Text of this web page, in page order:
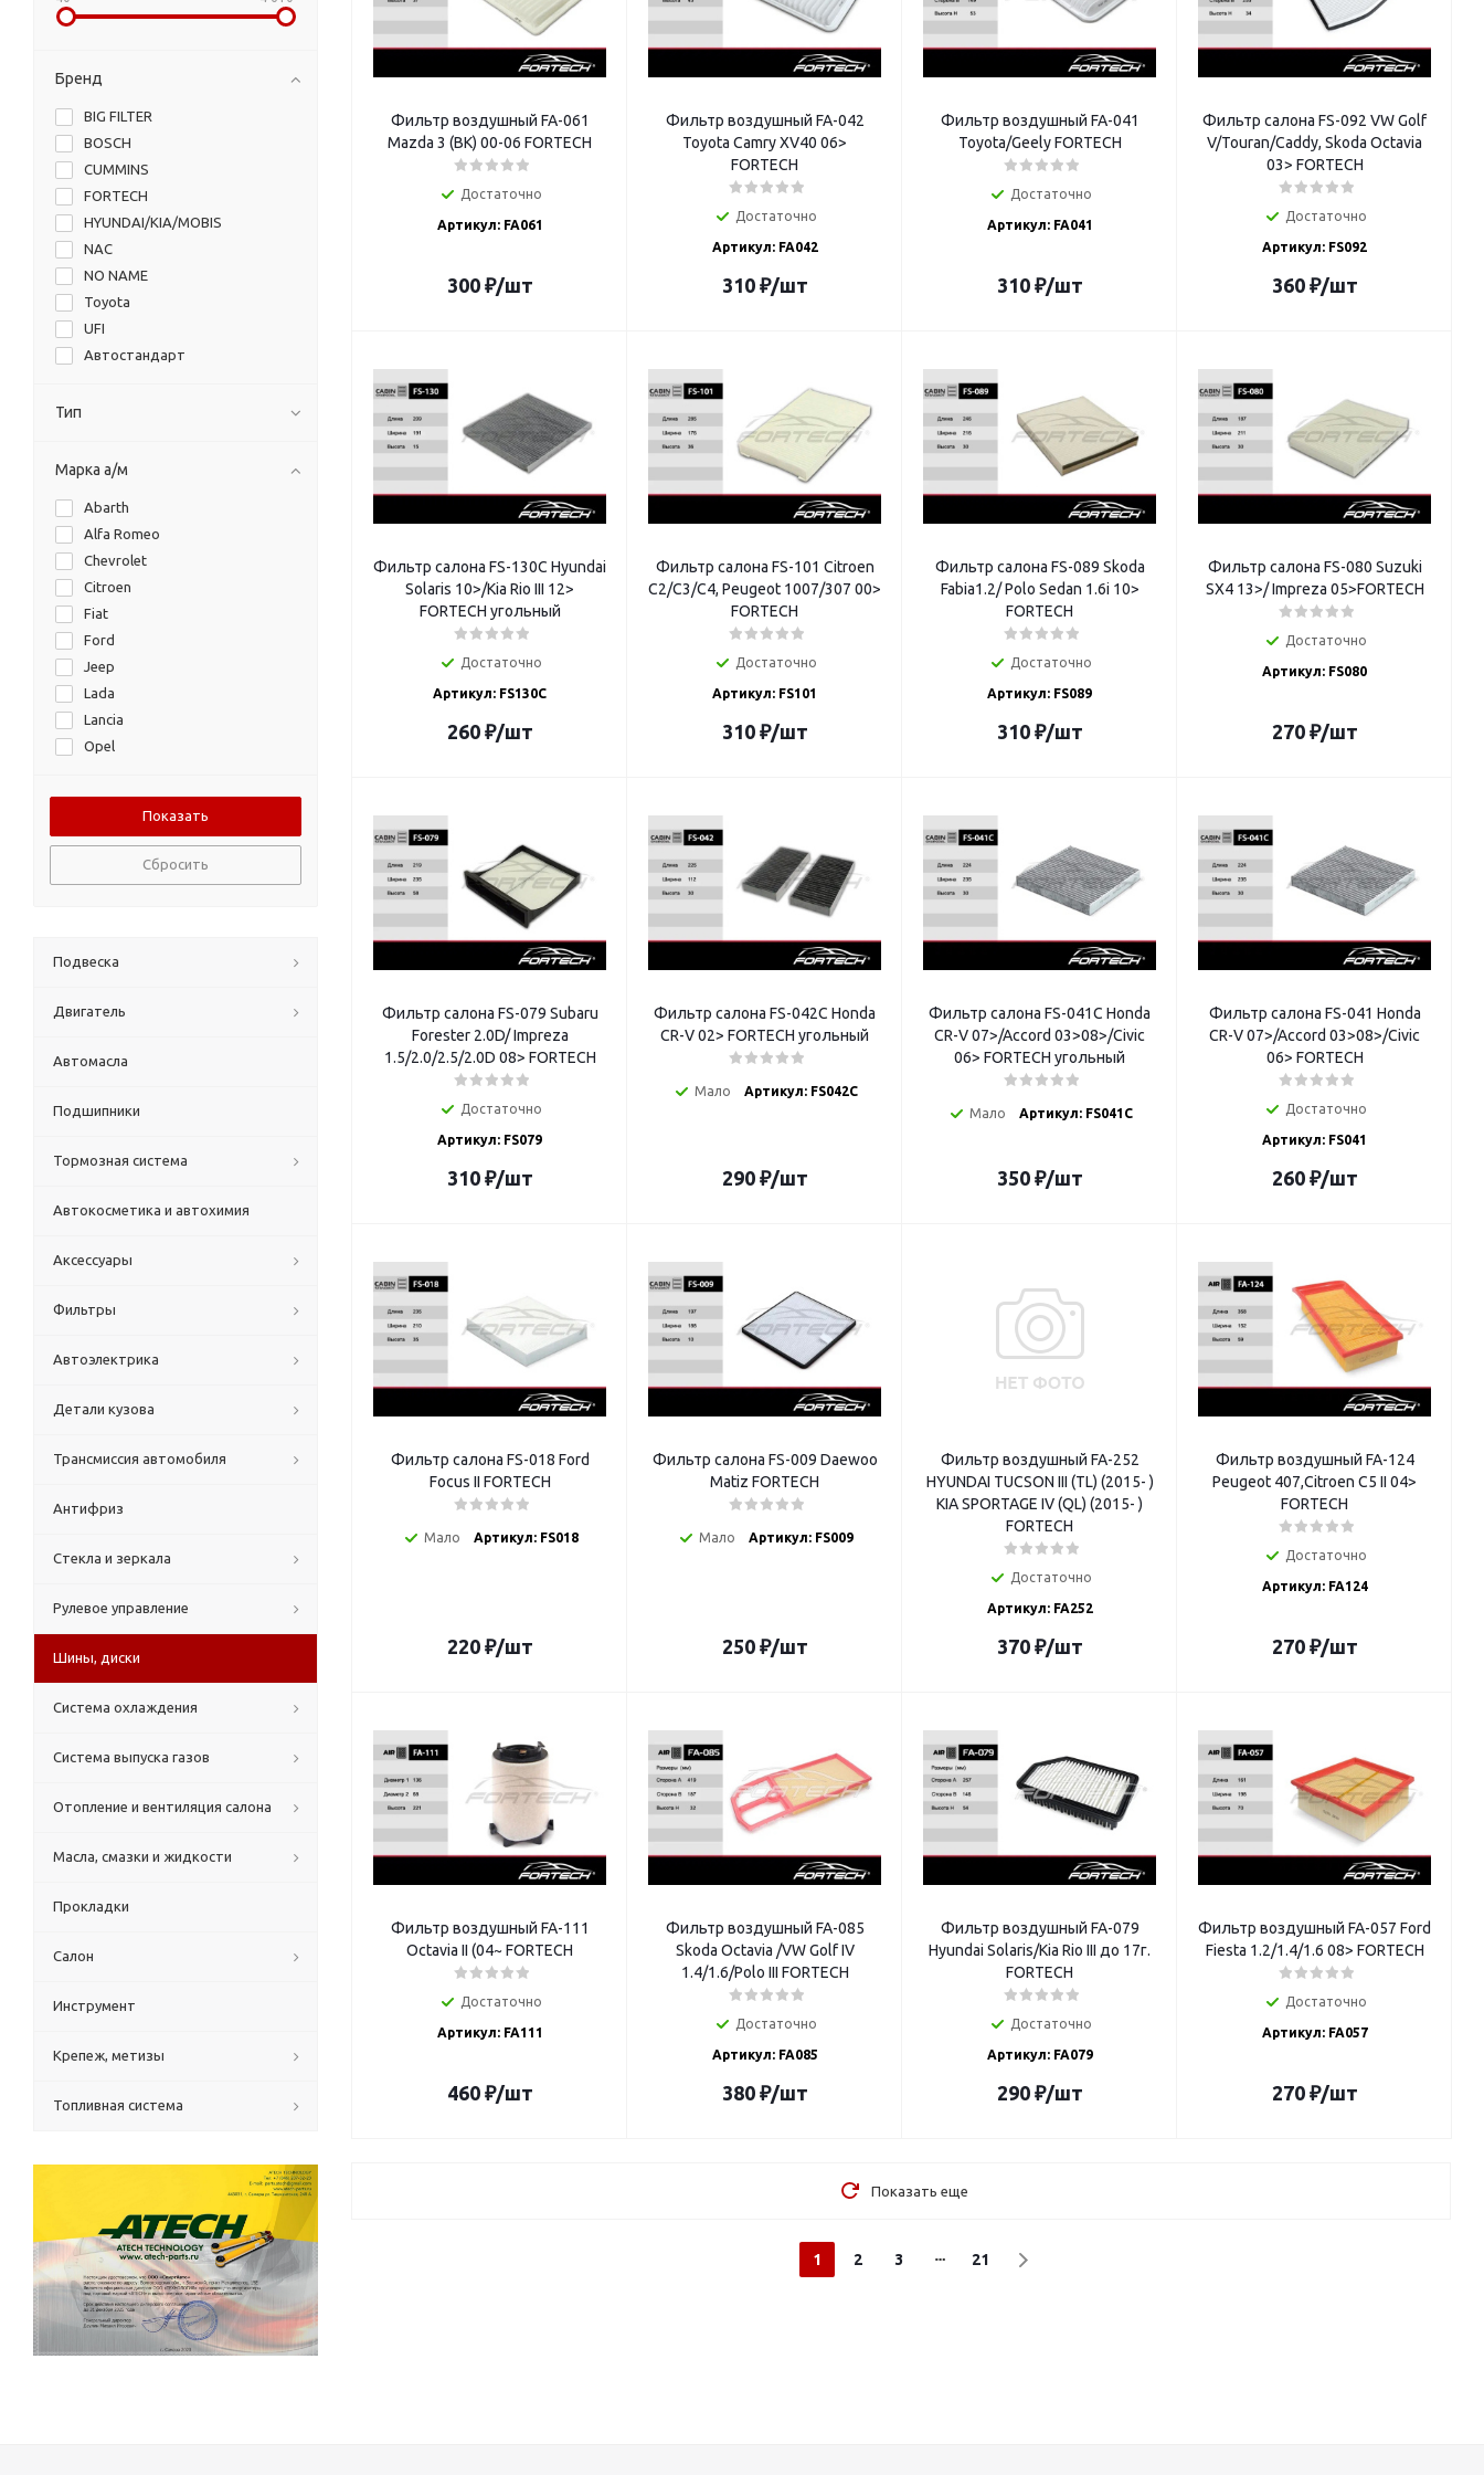
Фильтр воздушный FA-061
Mazda 3 (BK) 00-06 FORTECH
Достаточно
Артикул: FA061
300₽/шт
Фильтр воздушный FA-042
Toyota Camry XV40 06>
FORTECH
Достаточно
Артикул: FA042
310₽/шт
Фильтр воздушный FA-041
Toyota/Geely FORTECH
Достаточно
Артикул: FA041
310₽/шт
Фильтр салона FS-092 VW Golf
V/Touran/Caddy, Skoda Octavia
03> FORTECH
Достаточно
Артикул: FS092
360₽/шт
Фильтр салона FS-130C Hyundai
Solaris 10>/Kia Rio III 12>
FORTECH угольный
Достаточно
Артикул: FS130C
260₽/шт
Фильтр салона FS-101 Citroen
C2/C3/C4, Peugeot 1007/307 00>
FORTECH
Достаточно
Артикул: FS101
310₽/шт
Фильтр салона FS-089 Skoda
Fabia1.2/ Polo Sedan 1.6i 10>
FORTECH
Достаточно
Артикул: FS089
310₽/шт
Фильтр салона FS-080 Suzuki
SX4 13>/ Impreza 05>FORTECH
Достаточно
Артикул: FS080
270₽/шт
Фильтр салона FS-079 Subaru
Forester 2.0D/ Impreza
1.5/2.0/2.5/2.0D 08> FORTECH
Достаточно
Артикул: FS079
310₽/шт
Фильтр салона FS-042C Honda
CR-V 02> FORTECH угольный
Мало Артикул: FS042C
290₽/шт
Фильтр салона FS-041С Honda
CR-V 07>/Accord 03>08>/Civic
06> FORTECH угольный
Мало Артикул: FS041C
350₽/шт
Фильтр салона FS-041 Honda
CR-V 07>/Accord 03>08>/Civic
06> FORTECH
Достаточно
Артикул: FS041
260₽/шт
Фильтр салона FS-018 Ford
Focus II FORTECH
Мало Артикул: FS018
220₽/шт
Фильтр салона FS-009 Daewoo
Matiz FORTECH
Мало Артикул: FS009
250₽/шт
Фильтр воздушный FA-252
HYUNDAI TUCSON III (TL) (2015- )
KIA SPORTAGE IV (QL) (2015- )
FORTECH
Достаточно
Артикул: FA252
370₽/шт
Фильтр воздушный FA-124
Peugeot 407,Citroen C5 II 04>
FORTECH
Достаточно
Артикул: FA124
270₽/шт
Фильтр воздушный FA-111
Octavia II (04~ FORTECH
Достаточно
Артикул: FA111
460₽/шт
Фильтр воздушный FA-085
Skoda Octavia /VW Golf IV
1.4/1.6/Polo III FORTECH
Достаточно
Артикул: FA085
380₽/шт
Фильтр воздушный FA-079
Hyundai Solaris/Kia Rio III до 17г.
FORTECH
Достаточно
Артикул: FA079
290₽/шт
Фильтр воздушный FA-057 Ford
Fiesta 1.2/1.4/1.6 08> FORTECH
Достаточно
Артикул: FA057
270₽/шт
Показать еще
1 2 3 21
Бренд
BIG FILTER
BOSCH
CUMMINS
FORTECH
HYUNDAI/KIA/MOBIS
NAC
NO NAME
Toyota
UFI
Автостандарт
Форвард
Тип
Марка а/м
Abarth
Alfa Romeo
Chevrolet
Citroen
Fiat
Ford
Jeep
Lada
Lancia
Opel
Saab
Сбросить
Подвеска
Двигатель
Автомасла
Подшипники
Тормозная система
Автокосметика и автохимия
Аксессуары
Фильтры
Автоэлектрика
Детали кузова
Трансмиссия автомобиля
Антифриз
Стекла и зеркала
Рулевое управление
Шины, диски
Система охлаждения
Система выпуска газов
Отопление и вентиляция салона
Масла, смазки и жидкости
Прокладки
Салон
Инструмент
Крепеж, метизы
Топливная система